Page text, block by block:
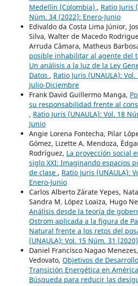
Medellín (Colombia) , Ratio Juris
Núm. 34 (2022): Enero-Junio
Edivaldo da Costa Lima Júnior,
Silva, Walter de Macedo
Arruda Câmara, Matheus
posible inhabilitar al agente del
Un análisis a la luz de la Ley
Datos , Ratio Juris (UNAULA):
Julio-Diciembre
Frank David Guillermo Manga,
su responsabilidad frente al
, Ratio Juris (UNAULA): Vol. 18
Junio
Angie Lorena Fontecha, Pilar
Gómez, Lizette A. Mendoza,
Rodríguez, La proyección social
siglo XXI: Imaginando espacios
de clase , Ratio Juris (UNAULA):
Enero-Junio
Carlos Alberto Zárate Yepes,
Sandra M. López Loaiza, Hugo
Análisis desde la teoría de
Ostrom aplicada a la figura de
Natural frente a los retos del
(UNAULA): Vol. 15 Núm. 31
Daniel Francisco Nagao
Vedovato, Objetivos de
Transición Energética en
Búsqueda para reducir las